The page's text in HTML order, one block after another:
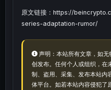
原文链接：https://
series-adaptation-rumor/
声明：本站所有文章，如
创发布。任何个人或组织，在
制、盗用、采集、发布本站内
体平台。如若本站内容侵犯了